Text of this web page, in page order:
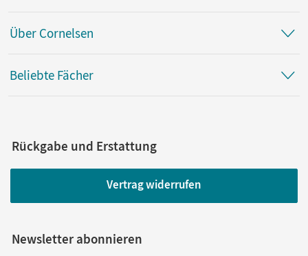
Über Cornelsen
Beliebte Fächer
Rückgabe und Erstattung
Vertrag widerrufen
Newsletter abonnieren